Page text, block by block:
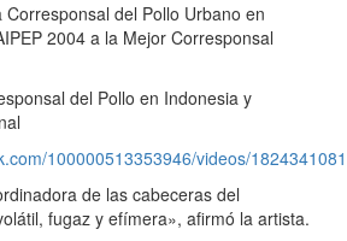
Corresponsal del Pollo Urbano en
2004 a la Mejor Corresponsal
del Pollo en Indonesia y
100000513353946/videos/
de las cabeceras del
fugaz y efímera», afirmó la artista.